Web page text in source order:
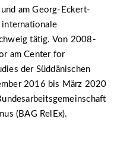
am Georg-Eckert-
tätig. Von 2008-
am Center for
der Süddänischen
2016 bis März 2020
(BAG RelEx).